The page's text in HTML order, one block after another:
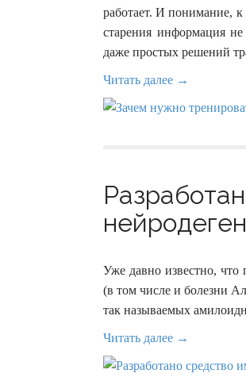
работает. И понимание,
старения информация не
даже простых решений
Читать далее →
Уже давно известно, что
(в том числе и болезни
так называемых
Читать далее →